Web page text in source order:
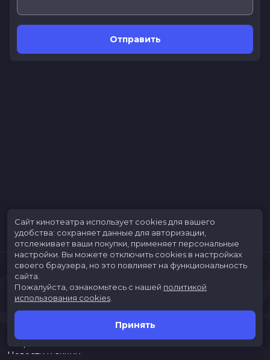
Отправить
Скоро в кино
Новости и акции
Сайт кинотеатра использует cookies для вашего
удобства: сохраняет данные для авторизации,
отслеживает ваши покупки, применяет персональные
настройки. Вы можете отключить cookies в настройках
своего браузера, но это повлияет на функциональность
сайта.
Пожалуйста, ознакомьтесь с нашей политикой
использования cookies
Принять